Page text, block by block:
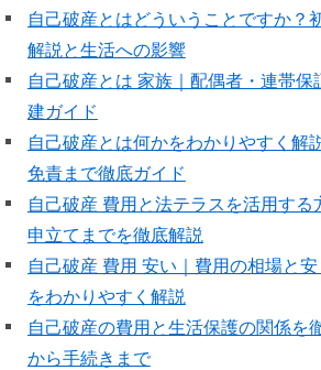
自己破産とはどういうことですか？
解説と生活への影響
自己破産とは 家族｜配偶者・連帯
建ガイド
自己破産とは何かをわかりやすく解
免責まで徹底ガイド
自己破産 費用と法テラスを活用する
申立てまでを徹底解説
自己破産 費用 安い｜費用の相場と
をわかりやすく解説
自己破産の費用と生活保護の関係を
から手続きまで